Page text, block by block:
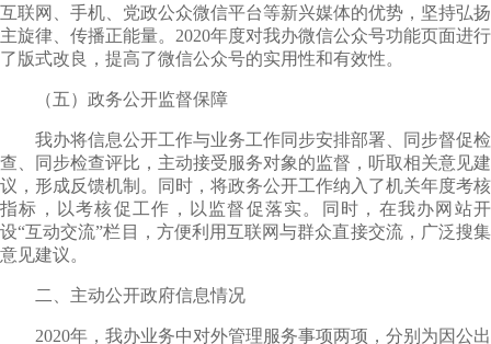
互联网、手机、党政公众微信平台等新兴媒体的优势，坚持弘扬
主旋律、传播正能量。2020年度对我办微信公众号功能页面进行
了版式改良，提高了微信公众号的实用性和有效性。
（五）政务公开监督保障
我办将信息公开工作与业务工作同步安排部署、同步督促检
查、同步检查评比，主动接受服务对象的监督，听取相关意见建
议，形成反馈机制。同时，将政务公开工作纳入了机关年度考核
指标，以考核促工作，以监督促落实。同时，在我办网站开
设“互动交流”栏目，方便利用互联网与群众直接交流，广泛搜集
意见建议。
二、主动公开政府信息情况
2020年，我办业务中对外管理服务事项两项，分别为因公出